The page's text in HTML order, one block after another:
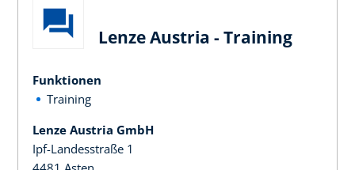
Lenze Austria - Training
Funktionen
Training
Lenze Austria GmbH
Ipf-Landesstraße 1